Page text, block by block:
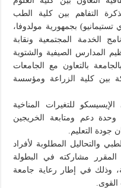
التفاهم بين كلية الطب
بجمهورية مولدوفا،
الخدمة المجتمعية ونقابة
المدارس الصيفية والشتوية
بالتعاون مع الجامعات
بين كلية الزراعة ومؤسسة
للتغيرات المناخية
وحدة دعم ومتابعة الخريجين
جودة التعليم.
المطلوبة لأفراد
مشاركته في البطولة
وذلك في إطار رعاية جامعة